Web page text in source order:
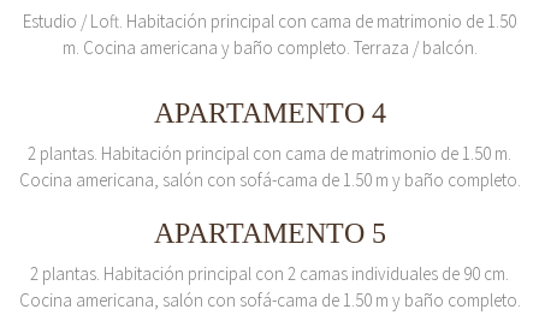
Estudio / Loft. Habitación principal con cama de matrimonio de 1.50
m. Cocina americana y baño completo. Terraza / balcón.
APARTAMENTO 4
2 plantas. Habitación principal con cama de matrimonio de 1.50 m.
Cocina americana, salón con sofá-cama de 1.50 m y baño completo.
APARTAMENTO 5
2 plantas. Habitación principal con 2 camas individuales de 90 cm.
Cocina americana, salón con sofá-cama de 1.50 m y baño completo.